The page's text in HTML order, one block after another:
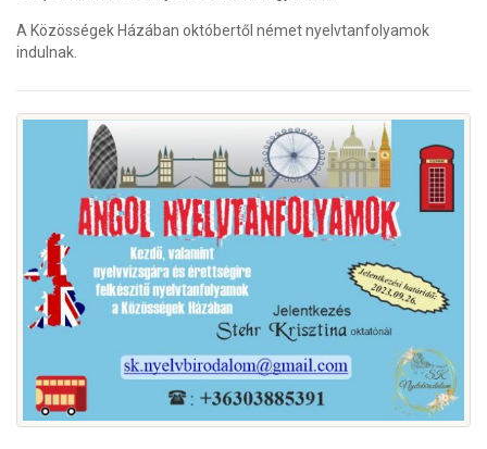
A Közösségek Házában októbertől német nyelvtanfolyamok
indulnak.